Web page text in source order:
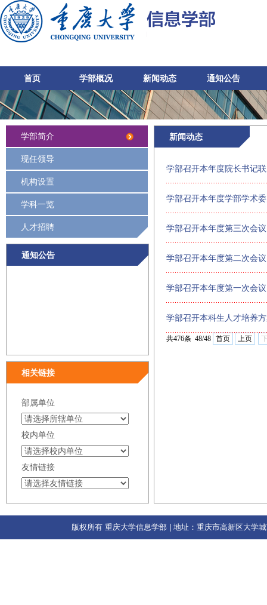
首页 学部概况 新闻动态 通知公告
学部简介
现任领导
机构设置
学科一览
人才招聘
通知公告
相关链接
部属单位
校内单位
友情链接
新闻动态
学部召开本年度院长书记
学部召开本年度学部学术
学部召开本年度第三次会议
学部召开本年度第二次会议
学部召开本年度第一次会议
学部召开本科生人才培养
共476条 48/48 首页 上页
版权所有 重庆大学信息学部 | 地址：重庆市高新区大学